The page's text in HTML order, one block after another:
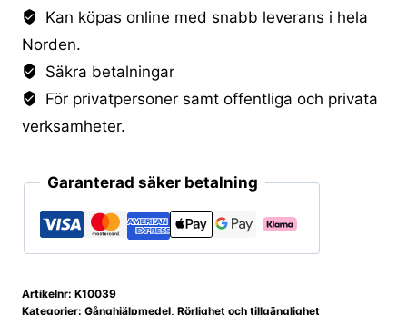
Kan köpas online med snabb leverans i hela
Norden.
Säkra betalningar
För privatpersoner samt offentliga och privata
verksamheter.
Garanterad säker betalning
Artikelnr: K10039
Kategorier: Gånghjälpmedel, Rörlighet och tillgänglighet